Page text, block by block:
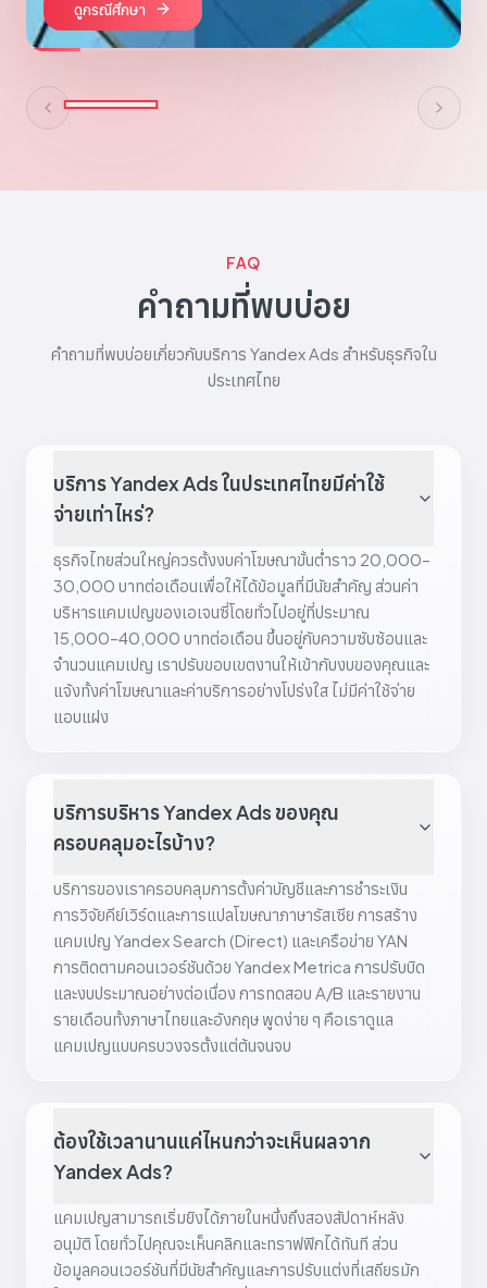
ดูกรณีศึกษา
FAQ
คำถามที่พบบ่อย
คำถามที่พบบ่อยเกี่ยวกับบริการ Yandex Ads สำหรับธุรกิจใน
ประเทศไทย
บริการ Yandex Ads ในประเทศไทยมีค่าใช้
จ่ายเท่าไหร่?
ธุรกิจไทยส่วนใหญ่ควรตั้งงบค่าโฆษณาขั้นต่ำราว 20,000–
30,000 บาทต่อเดือนเพื่อให้ได้ข้อมูลที่มีนัยสำคัญ ส่วนค่า
บริหารแคมเปญของเอเจนซี่โดยทั่วไปอยู่ที่ประมาณ
15,000–40,000 บาทต่อเดือน ขึ้นอยู่กับความซับซ้อนและ
จำนวนแคมเปญ เราปรับขอบเขตงานให้เข้ากับงบของคุณและ
แจ้งทั้งค่าโฆษณาและค่าบริการอย่างโปร่งใส ไม่มีค่าใช้จ่าย
แอบแฝง
บริการบริหาร Yandex Ads ของคุณ
ครอบคลุมอะไรบ้าง?
บริการของเราครอบคลุมการตั้งค่าบัญชีและการชำระเงิน
การวิจัยคีย์เวิร์ดและการแปลโฆษณาภาษารัสเซีย การสร้าง
แคมเปญ Yandex Search (Direct) และเครือข่าย YAN
การติดตามคอนเวอร์ชันด้วย Yandex Metrica การปรับบิด
และงบประมาณอย่างต่อเนื่อง การทดสอบ A/B และรายงาน
รายเดือนทั้งภาษาไทยและอังกฤษ พูดง่าย ๆ คือเราดูแล
แคมเปญแบบครบวงจรตั้งแต่ต้นจนจบ
ต้องใช้เวลานานแค่ไหนกว่าจะเห็นผลจาก
Yandex Ads?
แคมเปญสามารถเริ่มยิงได้ภายในหนึ่งถึงสองสัปดาห์หลัง
อนุมัติ โดยทั่วไปคุณจะเห็นคลิกและทราฟฟิกได้ทันที ส่วน
ข้อมูลคอนเวอร์ชันที่มีนัยสำคัญและการปรับแต่งที่เสถียรมัก